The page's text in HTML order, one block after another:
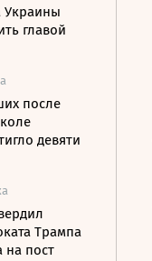
Украины
главой
после
девяти
Трампа
на пост